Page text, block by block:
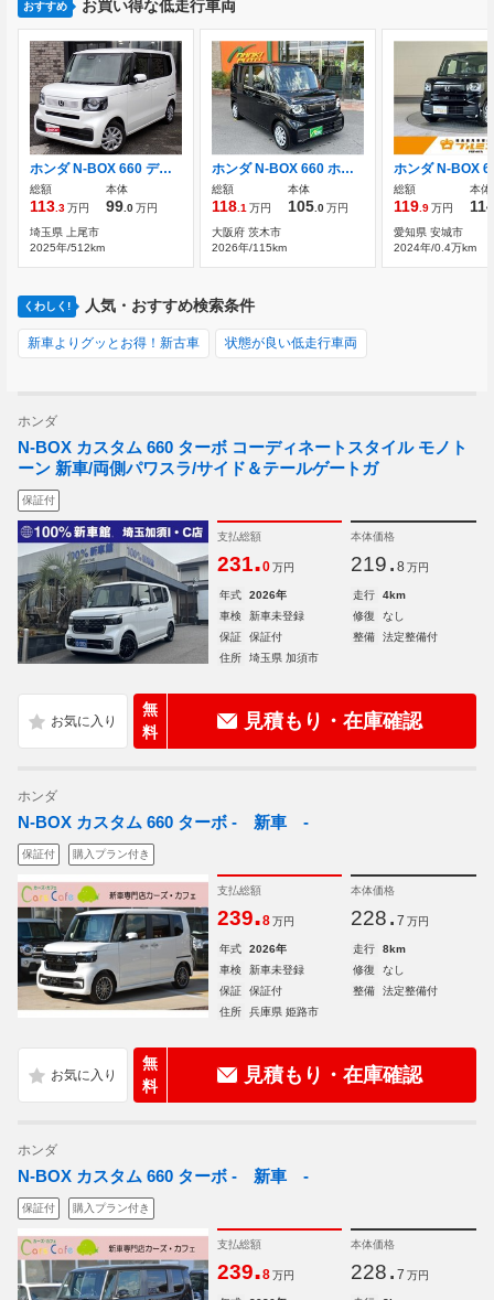
おすすめ お買い得な低走行車両
ホンダ N-BOX 660 ディスプレイオーディオ バックカメラ
総額
113.3万円
本体
99.0万円
埼玉県 上尾市
2025年/512km
ホンダ N-BOX 660 ホンダセンシング/LEDヘッドライト/プッシ
総額
118.1万円
本体
105.0万円
大阪府 茨木市
2026年/115km
総額
119.9万円
本体
114
愛知県 安城市
2024年/0.4万km
くわしく! 人気・おすすめ検索条件
新車よりグッとお得！新古車 状態が良い低走行車両
ホンダ
N-BOX カスタム 660 ターボ コーディネートスタイル モノト
ーン 新車/両側パワスラ/サイド＆テールゲートガ
保証付
支払総額
231.0 万円
本体価格
219. 8 万円
年式 2026年 走行
4km
車検
新車未登録 修復
なし
保証
保証付 整備
法定整備付
住所
埼玉県 加須市
無
料
見積もり・在庫確認
ホンダ
N-BOX カスタム 660 ターボ - 新車 -
保証付 購入プラン付き
支払総額
239.8 万円
本体価格
228. 7 万円
年式 2026年 走行
8km
車検
新車未登録 修復
なし
保証
保証付 整備
法定整備付
住所
兵庫県 姫路市
無
料
見積もり・在庫確認
ホンダ
N-BOX カスタム 660 ターボ - 新車 -
保証付 購入プラン付き
支払総額
239.8 万円
本体価格
228. 7 万円